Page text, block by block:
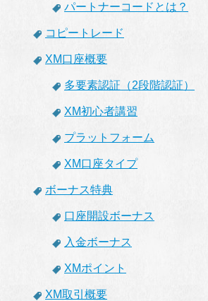
パートナーコードとは？
コピートレード
XM口座概要
多要素認証（2段階認証）
XM初心者講習
プラットフォーム
XM口座タイプ
ボーナス特典
口座開設ボーナス
入金ボーナス
XMポイント
XM取引概要